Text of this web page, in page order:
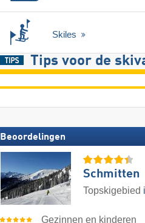
Skiles
Tips voor de
Beoordelingen
Schmitten
Topskigebied
Gezinnen en kinderen